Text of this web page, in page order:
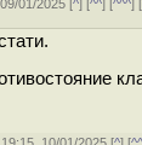
01/2025 [^] [^^] [^^^] [